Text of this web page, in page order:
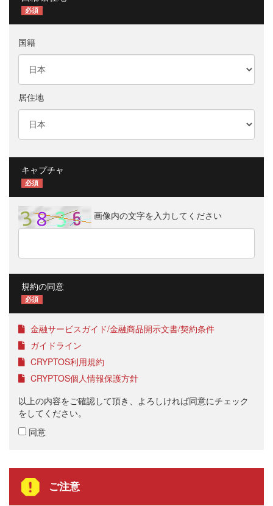
必須
国籍
居住地
キャプチャ
必須
画像内の文字を入力してください
規約の同意
必須
金融サービスガイド/金融商品開示文書/契約条件
ガイドライン
CRYPTOS利用規約
CRYPTOS個人情報保護方針
以上の内容をご確認して頂き、よろしければ同意にチェック
をしてください。
同意
ご注意